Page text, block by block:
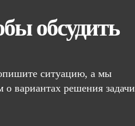
обсудить
ситуацию, а мы
вариантах решения задачи